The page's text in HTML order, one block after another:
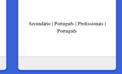
Secundário | Português | Profissionais |
Português